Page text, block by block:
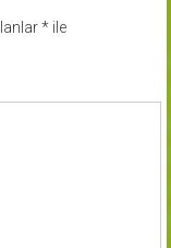
*ile